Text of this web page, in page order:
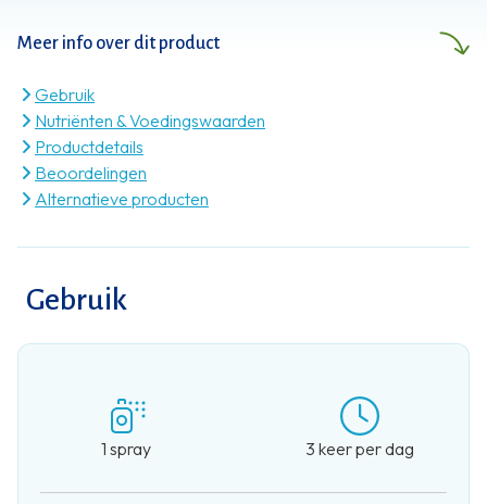
Meer info over dit product
Gebruik
Nutriënten & Voedingswaarden
Productdetails
Beoordelingen
Alternatieve producten
Gebruik
1 spray 3 keer per dag